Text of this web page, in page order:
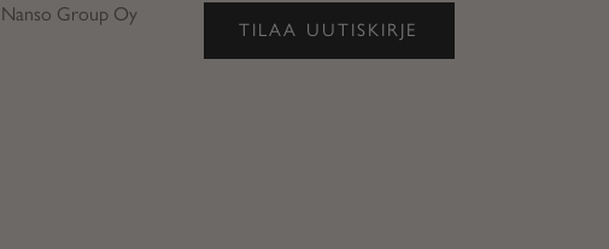
Nanso Group Oy
TILAA UUTISKIRJE